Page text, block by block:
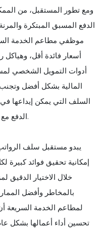
ومع تطور المستقبل، من
الدفع المسبق المبتكرة
موظفي مطاعم الخدمة
أسعار فائدة أقل،
أدوات التمويل الشخصي
المالية بشكل أفضل
السلف التي يمكن إيداعها
الدفع مع خيارات سداد أكثر مرونة أكثر شيوعًا.
يبدو مستقبل سلف
إمكانية تحقيق فوائد
خلال الاختيار الدقيق
بالمخاطر وأفضل
لمطاعم الخدمة السريعة
تحسين أداء أعمالها بشكل